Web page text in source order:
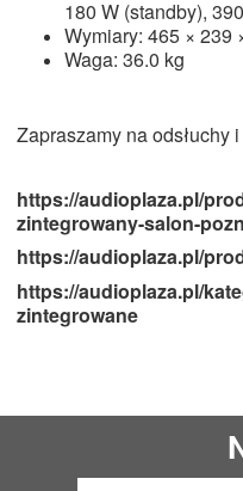
180 W (standby),
Wymiary: 465 × 239
Waga: 36.0 kg
Zapraszamy na odsłuchy
https://audioplaza.pl/
zintegrowany-salon-
https://audioplaza.pl/
https://audioplaza.pl/
zintegrowane